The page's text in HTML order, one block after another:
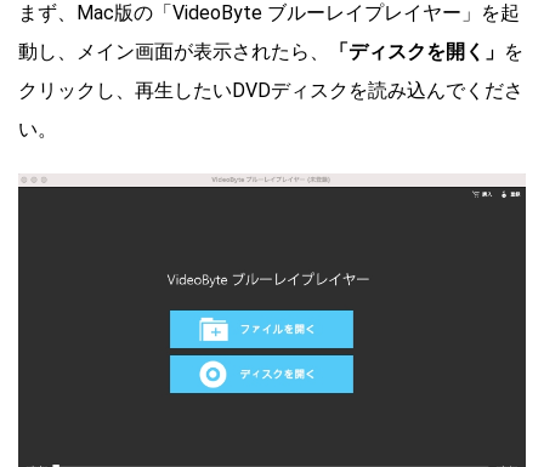
まず、Mac版の「VideoByte ブルーレイプレイヤー」を起
動し、メイン画面が表示されたら、
「ディスクを開く」 を
クリックし、再生したいDVDディスクを読み込んでくださ
い。